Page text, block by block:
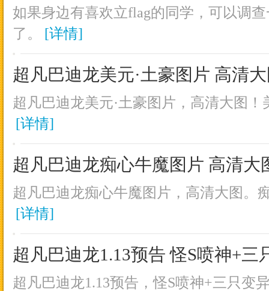
如果身边有喜欢立flag的同学，可以调
了。
[详情]
超凡巴迪龙美元·土豪图片 高清
超凡巴迪龙美元·土豪图片，高清大图！
[详情]
超凡巴迪龙痴心牛魔图片 高清大
超凡巴迪龙痴心牛魔图片，高清大图。
[详情]
超凡巴迪龙1.13预告 怪S喷神+三
超凡巴迪龙1.13预告，怪S喷神+三只变